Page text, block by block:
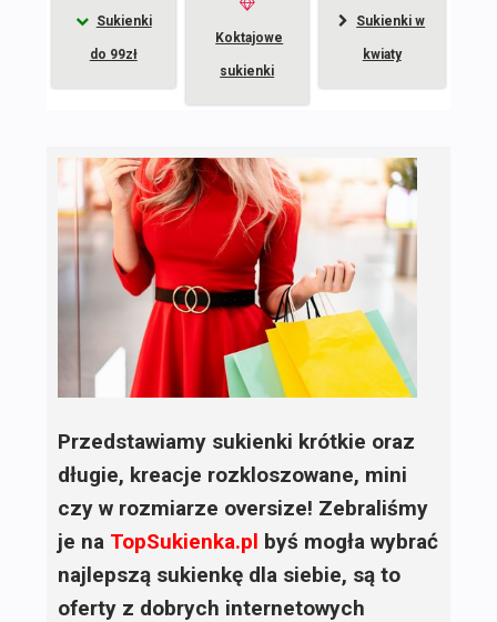
Sukienki
do 99zł
Koktajowe
sukienki
Sukienki w
kwiaty
Przedstawiamy sukienki krótkie oraz
długie, kreacje rozkloszowane, mini
czy w rozmiarze oversize! Zebraliśmy
je na TopSukienka.pl byś mogła wybrać
najlepszą sukienkę dla siebie, są to
oferty z dobrych internetowych